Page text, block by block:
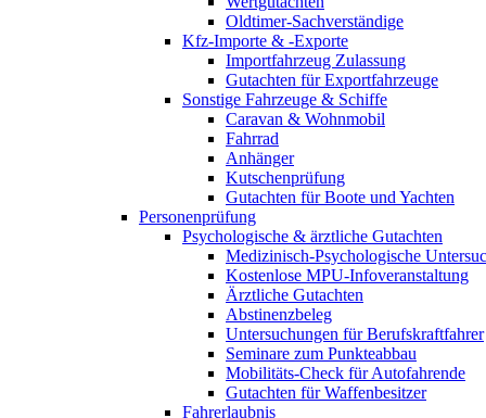
Oldtimer-Sachverständige
Kfz-Importe & -Exporte
Importfahrzeug Zulassung
Gutachten für Exportfahrzeuge
Sonstige Fahrzeuge & Schiffe
Caravan & Wohnmobil
Fahrrad
Anhänger
Kutschenprüfung
Gutachten für Boote und Yachten
Personenprüfung
Psychologische & ärztliche Gutachten
Medizinisch-Psychologische
Kostenlose MPU-Infoveranstaltung
Ärztliche Gutachten
Abstinenzbeleg
Untersuchungen für Berufskraftfahrer
Seminare zum Punkteabbau
Mobilitäts-Check für Autofahrende
Gutachten für Waffenbesitzer
Fahrerlaubnis